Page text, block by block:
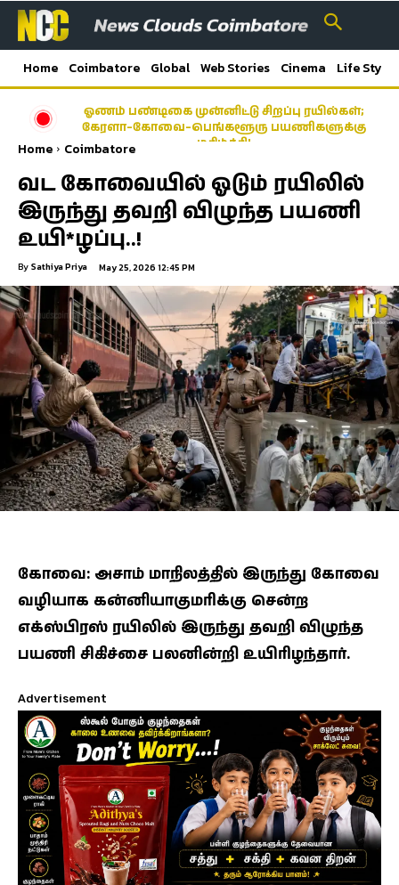
Home Coimbatore Global Web Stories Cinema Life Style
ஓணம் பண்டிகை முன்னிட்டு சிறப்பு ரயில்கள்;
கேரளா–கோவை–பெங்களூரு பயணிகளுக்கு
மகிழ்ச்சி!
Home Coimbatore
வட கோவையில் ஓடும் ரயிலில்
இருந்து தவறி விழுந்த பயணி
உயி*ழப்பு..!
By Sathiya Priya May 25, 2026 12:45 PM
கோவை: அசாம் மாநிலத்தில் இருந்து கோவை
வழியாக கன்னியாகுமரிக்கு சென்ற
எக்ஸ்பிரஸ் ரயிலில் இருந்து தவறி விழுந்த
பயணி சிகிச்சை பலனின்றி உயிரிழந்தார்.
Advertisement